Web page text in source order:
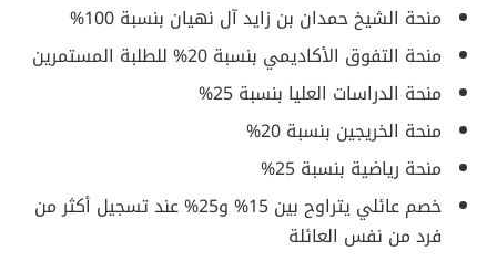
منحة الشيخ حمدان بن زايد آل نهيان بنسبة 100%
منحة التفوق الأكاديمي بنسبة 20% للطلبة المستمرين
منحة الدراسات العليا بنسبة 25%
منحة الخريجين بنسبة 20%
منحة رياضية بنسبة 25%
خصم عائلي يتراوح بين 15% و25% عند تسجيل أكثر من
فرد من نفس العائلة